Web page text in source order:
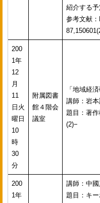
紹介する
参考文献
200
1年
12
月
11
日火
曜日
10
時
30
分
附属図書
館４階会
議室
「地域経
講師：岩
題目：著
(2)−
200
1年
講師：中
題目：キ